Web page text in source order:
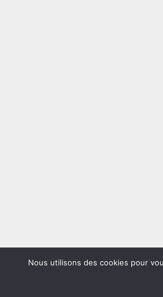
Nous utilisons des cookies pour